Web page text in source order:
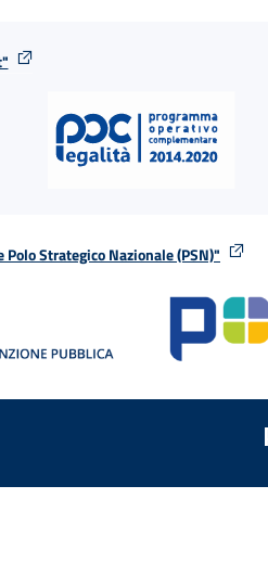
Strategico Nazionale (PSN)"
finestra
Apre nella stessa finestra